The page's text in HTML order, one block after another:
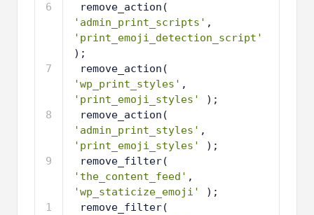
6
7
8
9
1
'admin_print_scripts'
'print_emoji_detection_script'
);
'wp_print_styles'
'print_emoji_styles'
);
'admin_print_styles'
'print_emoji_styles'
);
'the_content_feed'
'wp_staticize_emoji'
);